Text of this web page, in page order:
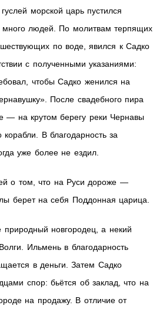
морской царь пустился
много людей. По молитвам терпящих
по воде, явился к Садко
с полученными указаниями:
чтобы Садко женился на
После свадебного пира
— на крутом берегу реки Чернавы
В благодарность за
уже более не ездил.
о том, что на Руси дороже —
берет на себя Поддонная царица.
новгородец, а некий
Ильмень в благодарность
в деньги. Затем Садко
спор: бьётся об заклад, что на
на продажу. В отличие от